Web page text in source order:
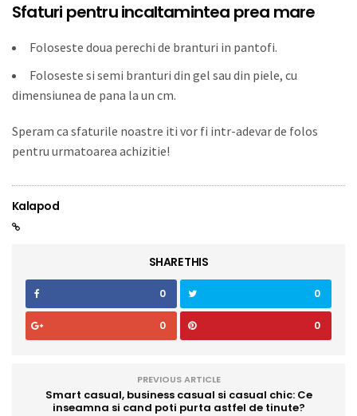
Sfaturi pentru incaltamintea prea mare
Foloseste doua perechi de branturi in pantofi.
Foloseste si semi branturi din gel sau din piele, cu
dimensiunea de pana la un cm.
Speram ca sfaturile noastre iti vor fi intr-adevar de folos
pentru urmatoarea achizitie!
Kalapod
SHARE THIS
0 0
0 0
PREVIOUS ARTICLE
Smart casual, business casual si casual chic: Ce
inseamna si cand poti purta astfel de tinute?